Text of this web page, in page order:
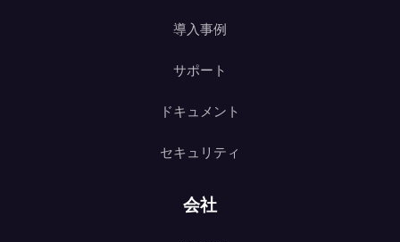
導入事例
サポート
ドキュメント
セキュリティ
会社